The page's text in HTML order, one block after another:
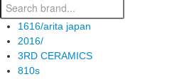
1616/arita japan
2016/
3RD CERAMICS
810s